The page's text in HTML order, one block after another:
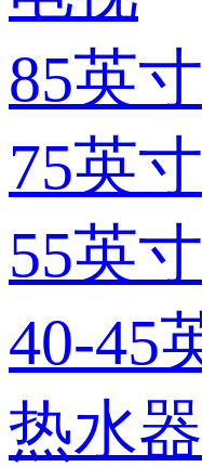
85英
75英寸
55英寸
40-45
热水器